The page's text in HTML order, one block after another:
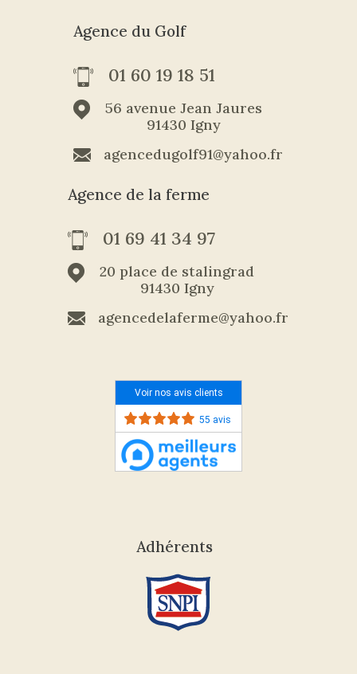
Agence du Golf
01 60 19 18 51
56 avenue Jean Jaures
91430 Igny
agencedugolf91@yahoo.fr
Agence de la ferme
01 69 41 34 97
20 place de stalingrad
91430 Igny
agencedelaferme@yahoo.fr
Voir nos avis clients
55 avis
Adhérents